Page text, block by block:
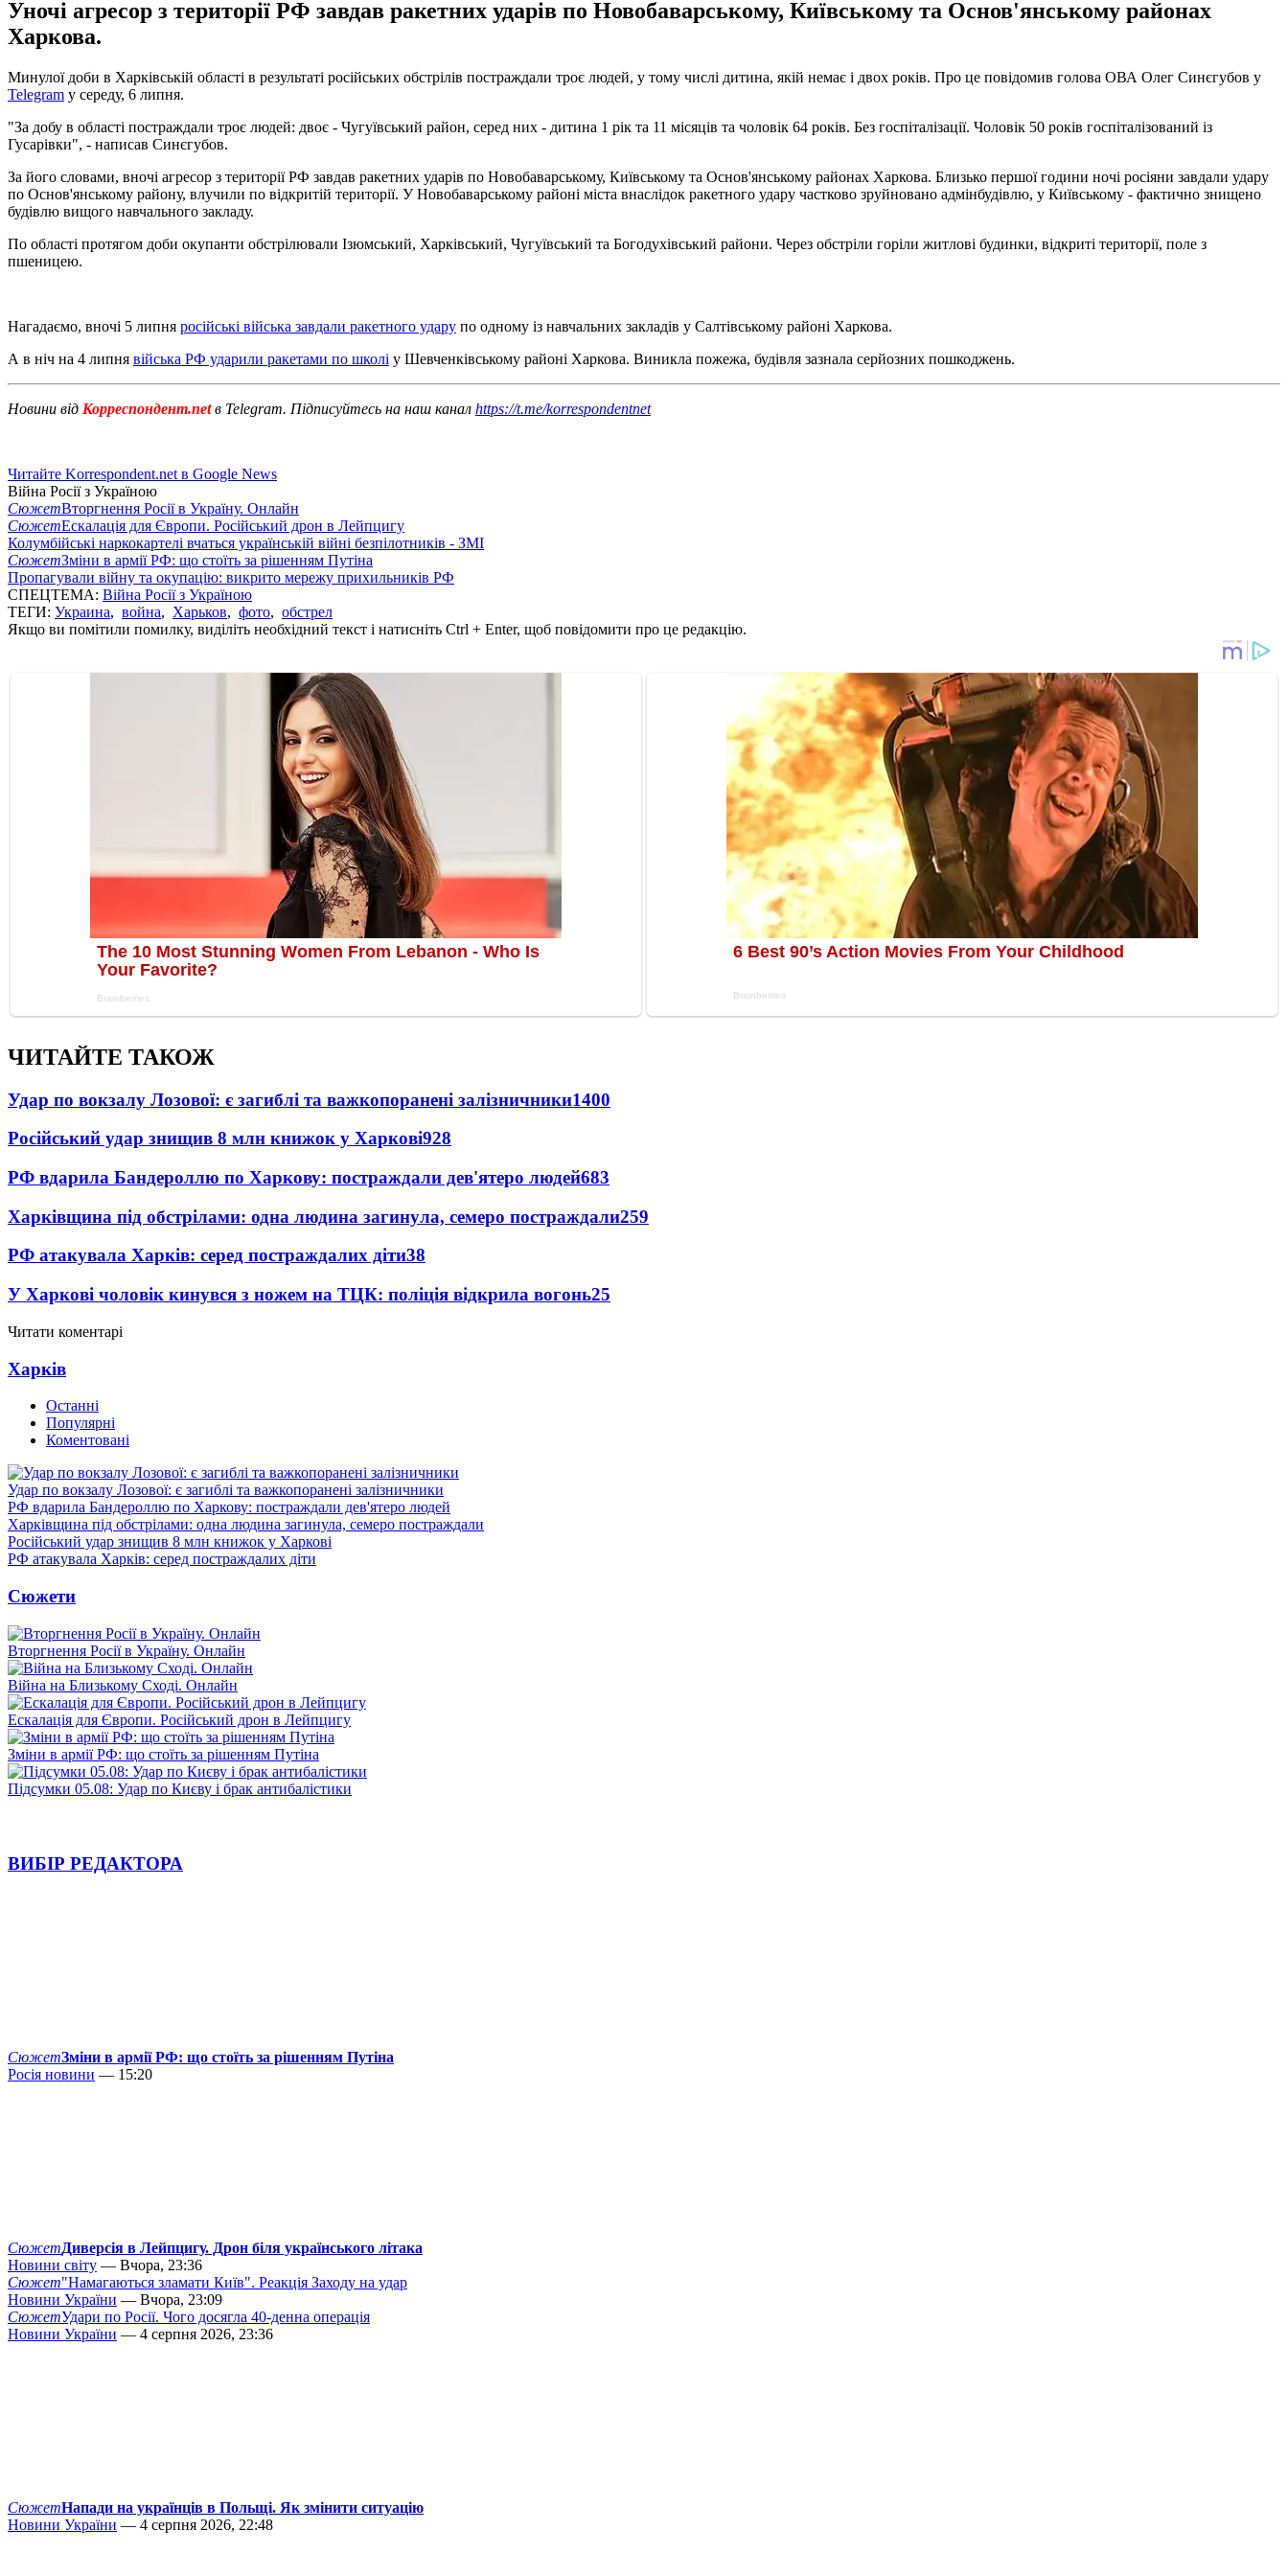
Уночі агресор з території РФ завдав ракетних ударів по Новобаварському, Київському та Основ'янському районах
Харкова.
Минулої доби в Харківській області в результаті російських обстрілів постраждали троє людей, у тому числі дитина, якій немає і двох років. Про це повідомив голова ОВА Олег Синєгубов у
Telegram у середу, 6 липня.
"За добу в області постраждали троє людей: двоє - Чугуївський район, серед них - дитина 1 рік та 11 місяців та чоловік 64 років. Без госпіталізації. Чоловік 50 років госпіталізований із
Гусарівки", - написав Синєгубов.
За його словами, вночі агресор з території РФ завдав ракетних ударів по Новобаварському, Київському та Основ'янському районах Харкова. Близько першої години ночі росіяни завдали удару
по Основ'янському району, влучили по відкритій території. У Новобаварському районі міста внаслідок ракетного удару частково зруйновано адмінбудівлю, у Київському - фактично знищено
будівлю вищого навчального закладу.
По області протягом доби окупанти обстрілювали Ізюмський, Харківський, Чугуївський та Богодухівський райони. Через обстріли горіли житлові будинки, відкриті території, поле з
пшеницею.
Нагадаємо, вночі 5 липня російські війська завдали ракетного удару по одному із навчальних закладів у Салтівському районі Харкова.
А в ніч на 4 липня війська РФ ударили ракетами по школі у Шевченківському районі Харкова. Виникла пожежа, будівля зазнала серйозних пошкоджень.
Новини від Корреспондент.netв Telegram. Підписуйтесь на наш канал https://t.me/korrespondentnet
Читайте Korrespondent.net в Google News
Війна Росії з Україною
СюжетВторгнення Росії в Україну. Онлайн
СюжетЕскалація для Європи. Російський дрон в Лейпцигу
Колумбійські наркокартелі вчаться українській війні безпілотників - ЗМІ
СюжетЗміни в армії РФ: що стоїть за рішенням Путіна
Пропагували війну та окупацію: викрито мережу прихильників РФ
СПЕЦТЕМА: Війна Росії з Україною
ТЕГИ: Украина, война, Харьков, фото, обстрел
Якщо ви помітили помилку, виділіть необхідний текст і натисніть Ctrl + Enter, щоб повідомити про це редакцію.
ЧИТАЙТЕ ТАКОЖ
Удар по вокзалу Лозової: є загиблі та важкопоранені залізничники1400
Російський удар знищив 8 млн книжок у Харкові928
РФ вдарила Бандероллю по Харкову: постраждали дев'ятеро людей683
Харківщина під обстрілами: одна людина загинула, семеро постраждали259
РФ атакувала Харків: серед постраждалих діти38
У Харкові чоловік кинувся з ножем на ТЦК: поліція відкрила вогонь25
Читати коментарі
Харків
Останні
Популярні
Коментовані
Удар по вокзалу Лозової: є загиблі та важкопоранені залізничники
РФ вдарила Бандероллю по Харкову: постраждали дев'ятеро людей
Харківщина під обстрілами: одна людина загинула, семеро постраждали
Російський удар знищив 8 млн книжок у Харкові
РФ атакувала Харків: серед постраждалих діти
Сюжети
Вторгнення Росії в Україну. Онлайн
Війна на Близькому Сході. Онлайн
Ескалація для Європи. Російський дрон в Лейпцигу
Зміни в армії РФ: що стоїть за рішенням Путіна
Підсумки 05.08: Удар по Києву і брак антибалістики
ВИБІР РЕДАКТОРА
СюжетЗміни в армії РФ: що стоїть за рішенням Путіна
Росія новини — 15:20
СюжетДиверсія в Лейпцигу. Дрон біля українського літака
Новини світу — Вчора, 23:36
Сюжет"Намагаються зламати Київ". Реакція Заходу на удар
Новини України — Вчора, 23:09
СюжетУдари по Росії. Чого досягла 40-денна операція
Новини України — 4 серпня 2026, 23:36
СюжетНапади на українців в Польщі. Як змінити ситуацію
Новини України — 4 серпня 2026, 22:48